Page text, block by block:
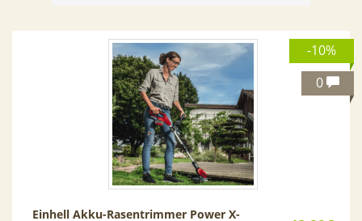
-10%
0
Einhell Akku-Rasentrimmer Power X-